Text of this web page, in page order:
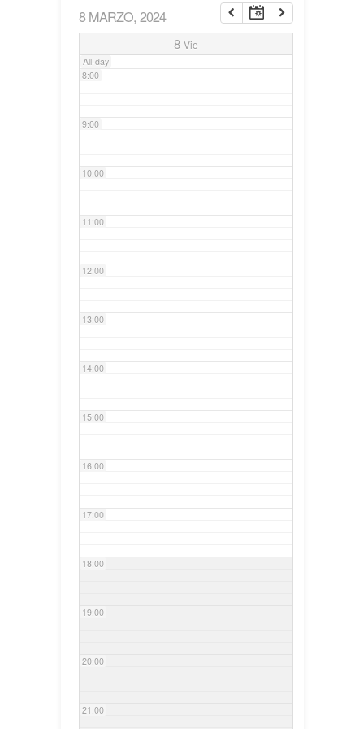
8 MARZO, 2024
8 Vie
All-day
7:00
8:00
9:00
10:00
11:00
12:00
13:00
14:00
15:00
16:00
17:00
18:00
19:00
20:00
21:00